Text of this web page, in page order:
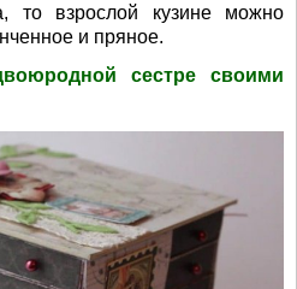
то взрослой кузине можно
и пряное.
сестре своими